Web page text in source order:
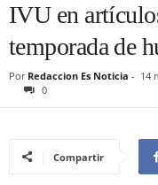
IVU en
temporada de
Por Redaccion Es Noticia - 14
0
Compartir